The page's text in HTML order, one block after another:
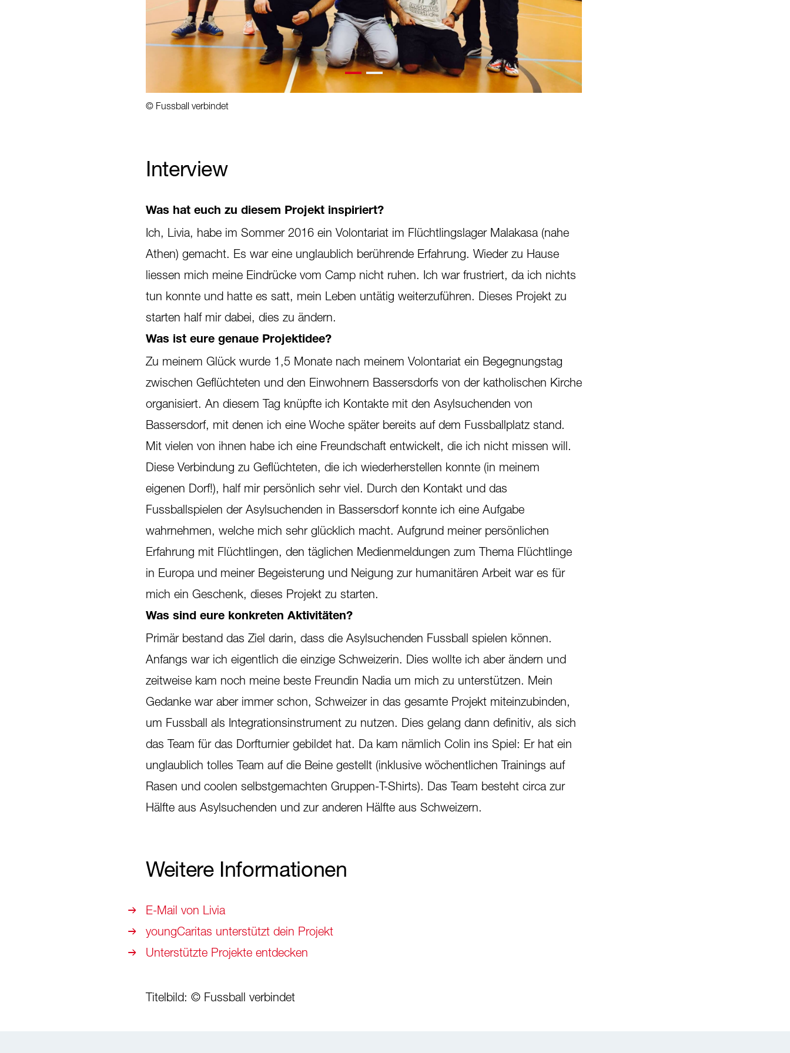
© Fussball verbindet
Interview
Was hat euch zu diesem Projekt inspiriert?
Ich, Livia, habe im Sommer 2016 ein Volontariat im Flüchtlingslager Malakasa (nahe
Athen) gemacht. Es war eine unglaublich berührende Erfahrung. Wieder zu Hause
liessen mich meine Eindrücke vom Camp nicht ruhen. Ich war frustriert, da ich nichts
tun konnte und hatte es satt, mein Leben untätig weiterzuführen. Dieses Projekt zu
starten half mir dabei, dies zu ändern.
Was ist eure genaue Projektidee?
Zu meinem Glück wurde 1,5 Monate nach meinem Volontariat ein Begegnungstag
zwischen Geflüchteten und den Einwohnern Bassersdorfs von der katholischen Kirche
organisiert. An diesem Tag knüpfte ich Kontakte mit den Asylsuchenden von
Bassersdorf, mit denen ich eine Woche später bereits auf dem Fussballplatz stand.
Mit vielen von ihnen habe ich eine Freundschaft entwickelt, die ich nicht missen will.
Diese Verbindung zu Geflüchteten, die ich wiederherstellen konnte (in meinem
eigenen Dorf!), half mir persönlich sehr viel. Durch den Kontakt und das
Fussballspielen der Asylsuchenden in Bassersdorf konnte ich eine Aufgabe
wahrnehmen, welche mich sehr glücklich macht. Aufgrund meiner persönlichen
Erfahrung mit Flüchtlingen, den täglichen Medienmeldungen zum Thema Flüchtlinge
in Europa und meiner Begeisterung und Neigung zur humanitären Arbeit war es für
mich ein Geschenk, dieses Projekt zu starten.
Was sind eure konkreten Aktivitäten?
Primär bestand das Ziel darin, dass die Asylsuchenden Fussball spielen können.
Anfangs war ich eigentlich die einzige Schweizerin. Dies wollte ich aber ändern und
zeitweise kam noch meine beste Freundin Nadia um mich zu unterstützen. Mein
Gedanke war aber immer schon, Schweizer in das gesamte Projekt miteinzubinden,
um Fussball als Integrationsinstrument zu nutzen. Dies gelang dann definitiv, als sich
das Team für das Dorfturnier gebildet hat. Da kam nämlich Colin ins Spiel: Er hat ein
unglaublich tolles Team auf die Beine gestellt (inklusive wöchentlichen Trainings auf
Rasen und coolen selbstgemachten Gruppen-T-Shirts). Das Team besteht circa zur
Hälfte aus Asylsuchenden und zur anderen Hälfte aus Schweizern.
Weitere Informationen
E-Mail von Livia
youngCaritas unterstützt dein Projekt
Unterstützte Projekte entdecken
Titelbild: © Fussball verbindet